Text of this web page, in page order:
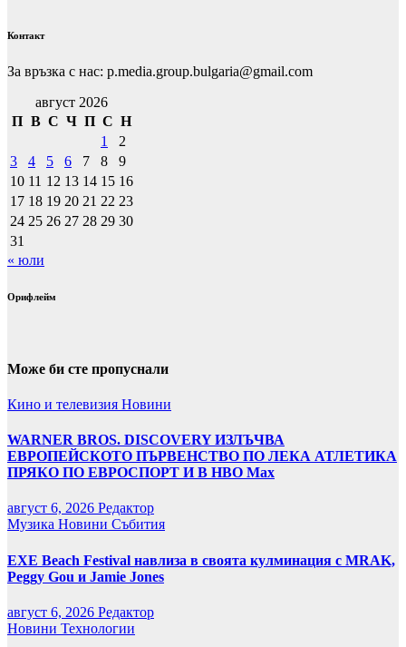
Контакт
За връзка с нас: p.media.group.bulgaria@gmail.com
август 2026
П В С Ч П С Н
1
2
3
4 5 6 7 8
9
10 11 12 13 14 15 16
17 18 19 20 21 22 23
24 25 26 27 28 29 30
31
« юли
Орифлейм
Може би сте пропуснали
Кино и телевизия Новини
WARNER BROS. DISCOVERY ИЗЛЪЧВА
ЕВРОПЕЙСКОТО ПЪРВЕНСТВО ПО ЛЕКА АТЛЕТИКА
ПРЯКО ПО ЕВРОСПОРТ И В НВО Мах
август 6, 2026 Редактор
Музика Новини Събития
EXE Beach Festival навлиза в своята кулминация с MRAK,
Peggy Gou и Jamie Jones
август 6, 2026 Редактор
Новини Технологии